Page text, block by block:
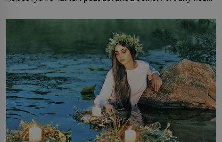
milostpaní. Stačí jenom na sukni,“ zhodnotí švadlena
množství růžového mušelínu. „Ošidili vás, podívejte.“
Vezme do ruky dřevěnou